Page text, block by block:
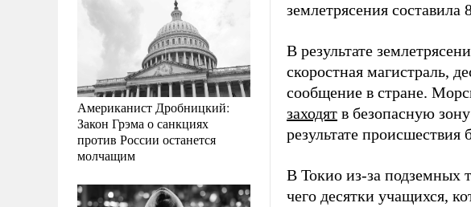
Американист Дробницкий:
Закон Грэма о санкциях
против России останется
молчащим
землетрясения составила
В результате
скоростная магистраль,
сообщение в стране.
заходят в безопасную
результате
В Токио из-за подземных
чего десятки учащихся,